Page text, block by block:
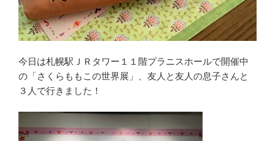
今日は札幌駅ＪＲタワー１１階プラニスホールで開催中
の「さくらももこの世界展」、友人と友人の息子さんと
３人で行きました！